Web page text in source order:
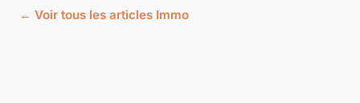
← Voir tous les articles Immo